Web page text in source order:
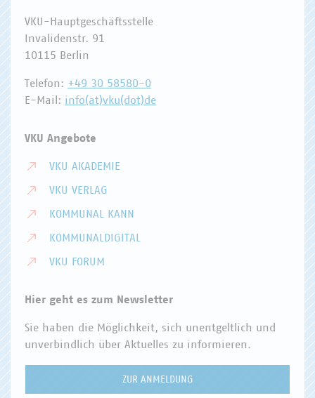
VKU-Hauptgeschäftsstelle
Invalidenstr. 91
10115 Berlin
Telefon: +49 30 58580-0
E-Mail: info(at)vku(dot)de
VKU Angebote
VKU AKADEMIE
VKU VERLAG
KOMMUNAL KANN
KOMMUNALDIGITAL
VKU FORUM
Hier geht es zum Newsletter
Sie haben die Möglichkeit, sich unentgeltlich und
unverbindlich über Aktuelles zu informieren.
ZUR ANMELDUNG